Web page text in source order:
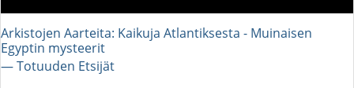
Arkistojen Aarteita: Kaikuja Atlantiksesta - Muinaisen
Egyptin mysteerit
― Totuuden Etsijät